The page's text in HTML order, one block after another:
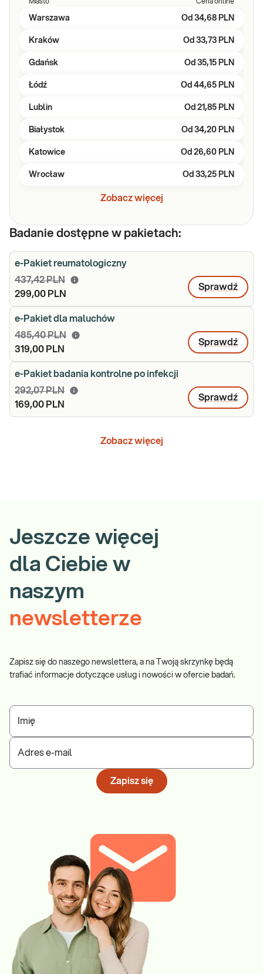
Warszawa Od 34,68 PLN
Kraków Od 33,73 PLN
Gdańsk Od 35,15 PLN
Łódź Od 44,65 PLN
Lublin Od 21,85 PLN
Białystok Od 34,20 PLN
Katowice Od 26,60 PLN
Wrocław Od 33,25 PLN
Zobacz więcej
Badanie dostępne w pakietach:
e-Pakiet reumatologiczny
437,42 PLN
299,00 PLN
Sprawdź
e-Pakiet dla maluchów
485,40 PLN
319,00 PLN
Sprawdź
e-Pakiet badania kontrolne po infekcji
292,07 PLN
169,00 PLN
Sprawdź
Zobacz więcej
Jeszcze więcej
dla Ciebie w
naszym
newsletterze
Zapisz się do naszego newslettera, a na Twoją skrzynkę będą
trafiać informacje dotyczące usług i nowości w ofercie badań.
Imię
Adres e-mail
Zapisz się